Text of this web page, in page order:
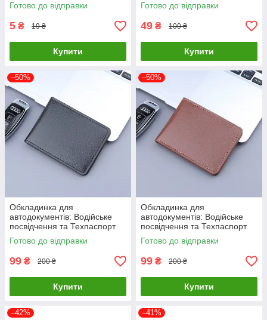
Готово до відправки
5 ₴ 19 ₴
Купити
Готово до відправки
49 ₴ 100 ₴
Купити
–50%
Обкладинка для
автодокументів: Водійське
посвідчення та Техпаспорт
Driver License Holder Black
Готово до відправки
99 ₴ 200 ₴
Купити
–50%
Обкладинка для
автодокументів: Водійське
посвідчення та Техпаспорт
Driver License Holder Brown
Готово до відправки
99 ₴ 200 ₴
Купити
–42% –41%